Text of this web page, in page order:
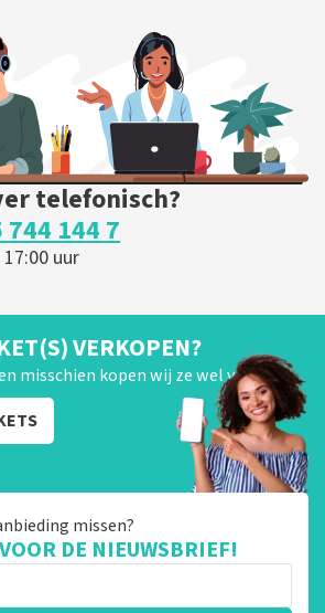
telefonisch?
144 7
uur
VERKOPEN?
misschien kopen wij ze wel van je!
missen?
DE NIEUWSBRIEF!